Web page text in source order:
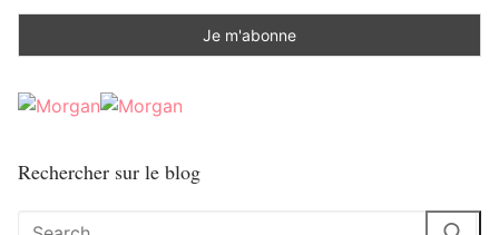
Rechercher sur le blog
Rechercher